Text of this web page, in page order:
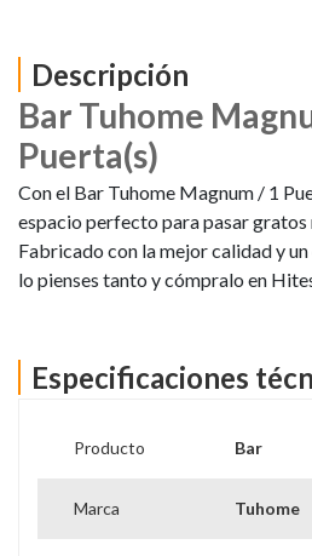
Descripción
Bar Tuhome
Puerta(s)
Con el Bar Tuhome Magnum / 1
espacio perfecto para pasar gratos
Fabricado con la mejor calidad y
lo pienses tanto y cómpralo en
Especificaciones
Producto Bar
Marca Tuhome